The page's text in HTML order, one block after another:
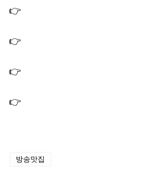
👉
👉
👉
👉
방송맛집